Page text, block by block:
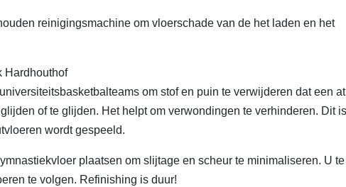
reinigingsmachine om vloerschade van de het laden en het
Hardhouthof
om stof en puin te verwijderen dat een
of te glijden. Het helpt om verwondingen te verhinderen. Dit
wordt gespeeld.
plaatsen om slijtage en scheur te minimaliseren. U te
te volgen. Refinishing is duur!